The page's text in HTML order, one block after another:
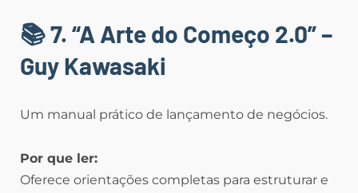
📚 7. “A Arte do Começo 2.0” –
Guy Kawasaki
Um manual prático de lançamento de negócios.
Por que ler:
Oferece orientações completas para estruturar e